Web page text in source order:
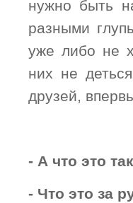
нужно быть
разными
уже либо не
них не
друзей,
- А что это
- Что это за